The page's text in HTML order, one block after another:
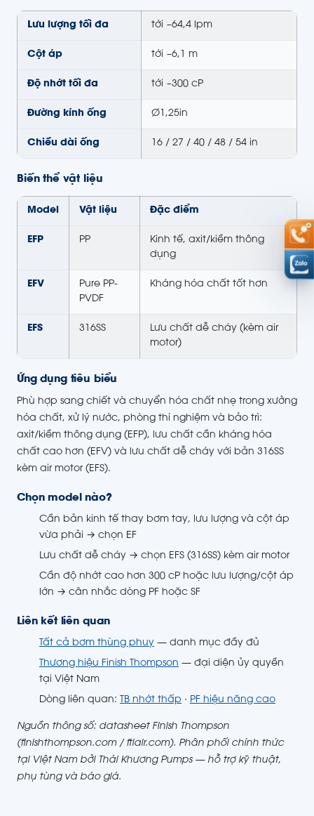
Lưu lượng tối đa tới ~64,4 lpm
Cột áp tới ~6,1 m
Độ nhớt tối đa tới ~300 cP
Đường kính ống Ø1,25in
Chiều dài ống 16 / 27 / 40 / 48 / 54 in
Biến thể vật liệu
Model Vật liệu Đặc điểm
EFP PP
Kinh tế, axit/kiềm thông
dụng
EFV
Pure PP-
PVDF
Kháng hóa chất tốt hơn
EFS 316SS
Lưu chất dễ cháy (kèm air
motor)
Ứng dụng tiêu biểu
Phù hợp sang chiết và chuyển hóa chất nhẹ trong xưởng
hóa chất, xử lý nước, phòng thí nghiệm và bảo trì:
axit/kiềm thông dụng (EFP), lưu chất cần kháng hóa
chất cao hơn (EFV) và lưu chất dễ cháy với bản 316SS
kèm air motor (EFS).
Chọn model nào?
Cần bản kinh tế thay bơm tay, lưu lượng và cột áp
vừa phải → chọn EF
Lưu chất dễ cháy → chọn EFS (316SS) kèm air motor
Cần độ nhớt cao hơn 300 cP hoặc lưu lượng/cột áp
lớn → cân nhắc dòng PF hoặc SF
Liên kết liên quan
Tất cả bơm thùng phuy — danh mục đầy đủ
Thương hiệu Finish Thompson — đại diện ủy quyền
tại Việt Nam
Dòng liên quan: TB nhớt thấp · PF hiệu năng cao
Nguồn thông số: datasheet Finish Thompson
(finishthompson.com / ftiair.com). Phân phối chính thức
tại Việt Nam bởi Thái Khương Pumps — hỗ trợ kỹ thuật,
phụ tùng và báo giá.